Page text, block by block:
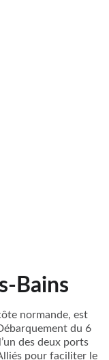
Bains
normande, est
du 6
des deux ports
pour faciliter le